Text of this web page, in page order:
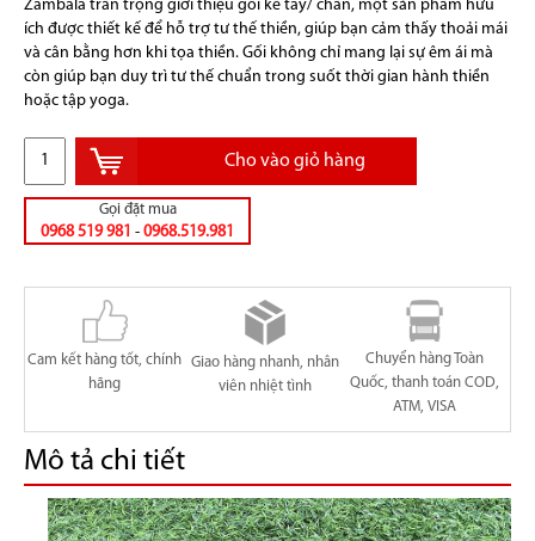
Zambala trân trọng giới thiệu gối kê tay/ chân, một sản phẩm hữu
ích được thiết kế để hỗ trợ tư thế thiền, giúp bạn cảm thấy thoải mái
và cân bằng hơn khi tọa thiền. Gối không chỉ mang lại sự êm ái mà
còn giúp bạn duy trì tư thế chuẩn trong suốt thời gian hành thiền
hoặc tập yoga.
Cho vào giỏ hàng
Gọi đặt mua
0968 519 981 - 0968.519.981
Cam kết hàng tốt, chính
hãng
Giao hàng nhanh, nhân
viên nhiệt tình
Chuyển hàng Toàn
Quốc, thanh toán COD,
ATM, VISA
Mô tả chi tiết